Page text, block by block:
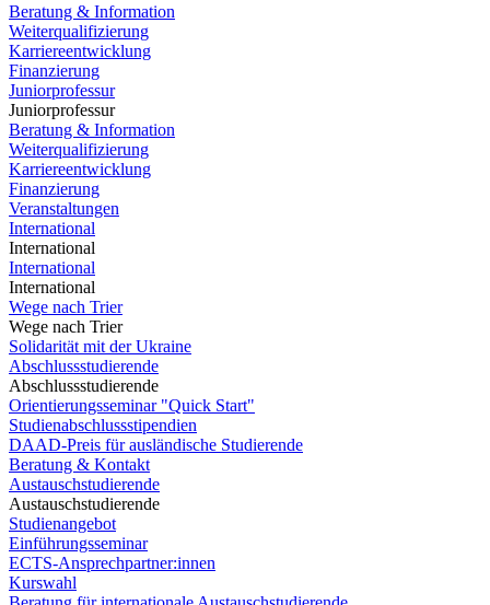
Beratung & Information
Weiterqualifizierung
Karriereentwicklung
Finanzierung
Juniorprofessur
Juniorprofessur
Beratung & Information
Weiterqualifizierung
Karriereentwicklung
Finanzierung
Veranstaltungen
International
International
International
International
Wege nach Trier
Wege nach Trier
Solidarität mit der Ukraine
Abschlussstudierende
Abschlussstudierende
Orientierungsseminar "Quick Start"
Studienabschlussstipendien
DAAD-Preis für ausländische Studierende
Beratung & Kontakt
Austauschstudierende
Austauschstudierende
Studienangebot
Einführungsseminar
ECTS-Ansprechpartner:innen
Kurswahl